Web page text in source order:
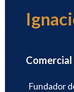
Fundador